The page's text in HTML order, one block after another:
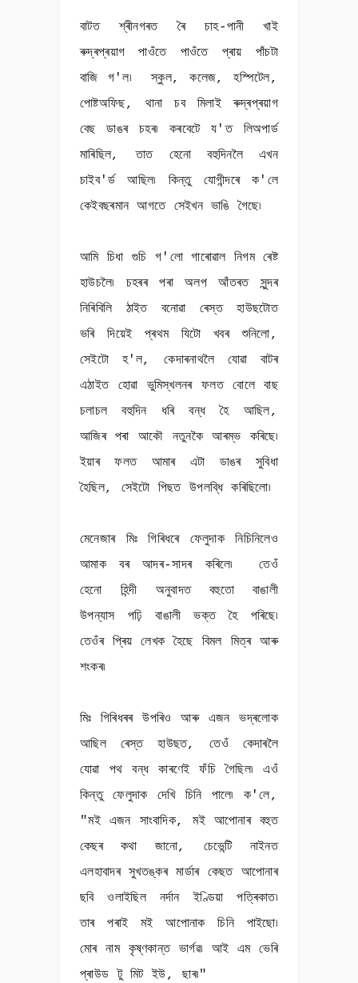
বাটত শ্ৰীনগৰত ৰৈ চাহ-পানী খাই
ৰুদ্ৰপ্ৰয়াগ পাওঁতে পাওঁতে প্ৰায় পাঁচটা
বাজি গ'ল৷ স্কুল, কলেজ, হস্পিটেল,
পোষ্টঅফিছ, থানা চব মিলাই ৰুদ্ৰপ্ৰয়াগ
বেছ ডাঙৰ চহৰ৷ কৰবেটে য'ত লিঅপাৰ্ড
মাৰিছিল, তাত হেনো বহুদিনলৈ এখন
চাইব'ৰ্ড আছিল৷ কিন্তু যোগীন্দৰে ক'লে
কেইবছৰমান আগতে সেইখন ভাঙি গৈছে৷
আমি চিধা গুচি গ'লো গাৰোৱাল নিগম ৰেষ্ট
হাউচলৈ৷ চহৰৰ পৰা অলপ আঁতৰত সুন্দৰ
নিৰিবিলি ঠাইত বনোৱা ৰেস্ত হাউছটোত
ভৰি দিয়েই প্ৰথম যিটো খবৰ শুনিলো,
সেইটো হ'ল, কেদাৰনাথলৈ যোৱা বাটৰ
এঠাইত হোৱা ভুমিস্খলনৰ ফলত বোলে বাছ
চলাচল বহুদিন ধৰি বন্ধ হৈ আছিল,
আজিৰ পৰা আকৌ নতুনকৈ আৰম্ভ কৰিছে৷
ইয়াৰ ফলত আমাৰ এটা ডাঙৰ সুবিধা
হৈছিল, সেইটো পিছত উপলব্ধি কৰিছিলো৷
মেনেজাৰ মিঃ গিৰিধৰে ফেলুদাক নিচিনিলেও
আমাক বৰ আদৰ-সাদৰ কৰিলে৷ তেওঁ
হেনো হিন্দী অনুবাদত বহুতো বাঙালী
উপন্যাস পঢ়ি বাঙালী ভক্ত হৈ পৰিছে৷
তেওঁৰ প্ৰিয় লেখক হৈছে বিমল মিত্ৰ আৰু
শংকৰ৷
মিঃ গিৰিধৰৰ উপৰিও আৰু এজন ভদ্ৰলোক
আছিল ৰেস্ত হাউছত, তেওঁ কেদাৰলৈ
যোৱা পথ বন্ধ কাৰণেই ফঁচি গৈছিল৷ এওঁ
কিন্তু ফেলুদাক দেখি চিনি পালে৷ ক'লে,
"মই এজন সাংবাদিক, মই আপোনাৰ বহুত
কেছৰ কথা জানো, চেভেন্টি নাইনত
এলহাবাদৰ সুখতঙ্কৰ মাৰ্ডাৰ কেছত আপোনাৰ
ছবি ওলাইছিল নৰ্দান ইণ্ডিয়া পত্ৰিকাত৷
তাৰ পৰাই মই আপোনাক চিনি পাইছো৷
মোৰ নাম কৃষ্ণকান্ত ভাৰ্গৱ৷ আই এম ভেৰি
প্ৰাউড টু মিট ইউ, ছাৰ৷"